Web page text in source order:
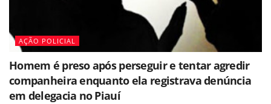
AÇÃO POLICIAL
Homem é preso após perseguir e tentar agredir
companheira enquanto ela registrava denúncia
em delegacia no Piauí